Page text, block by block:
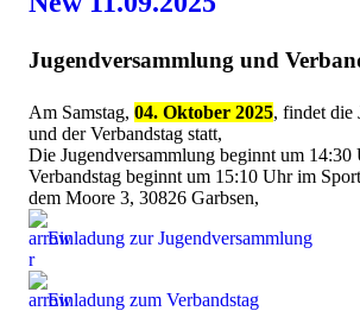
Jugendversammlung und
Am Samstag, 04. Oktober 2025, findet die
und der Verbandstag statt,
Die Jugendversammlung beginnt um
Verbandstag beginnt um 15:10 Uhr im
dem Moore 3, 30826 Garbsen,
Einladung zur Jugendversammlung
Einladung zum Verbandstag